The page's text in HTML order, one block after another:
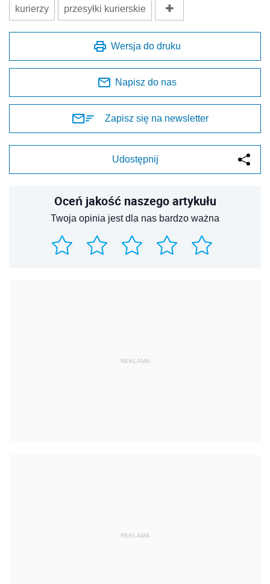
kurierzy przesyłki kurierskie
Wersja do druku
Napisz do nas
Zapisz się na newsletter
Udostępnij
Oceń jakość naszego artykułu
Twoja opinia jest dla nas bardzo ważna
REKLAMA
REKLAMA